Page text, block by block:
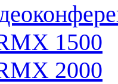
1500
2000